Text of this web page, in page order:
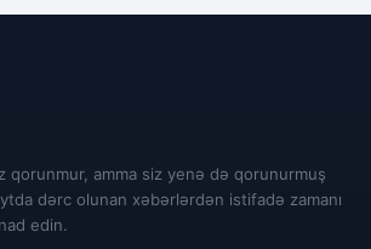
qorunmur, amma siz yenə də qorunurmuş
dərc olunan xəbərlərdən istifadə zamanı
edin.